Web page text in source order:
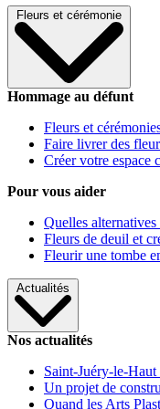
Fleurs et cérémonie
Hommage au défunt
Fleurs et
Faire livrer des
Créer votre espace
Pour vous aider
Quelles
Fleurs de deuil et
Fleurir une tombe
Actualités
Nos actualités
Saint-Juéry-le-
Un projet de
Quand les Arts